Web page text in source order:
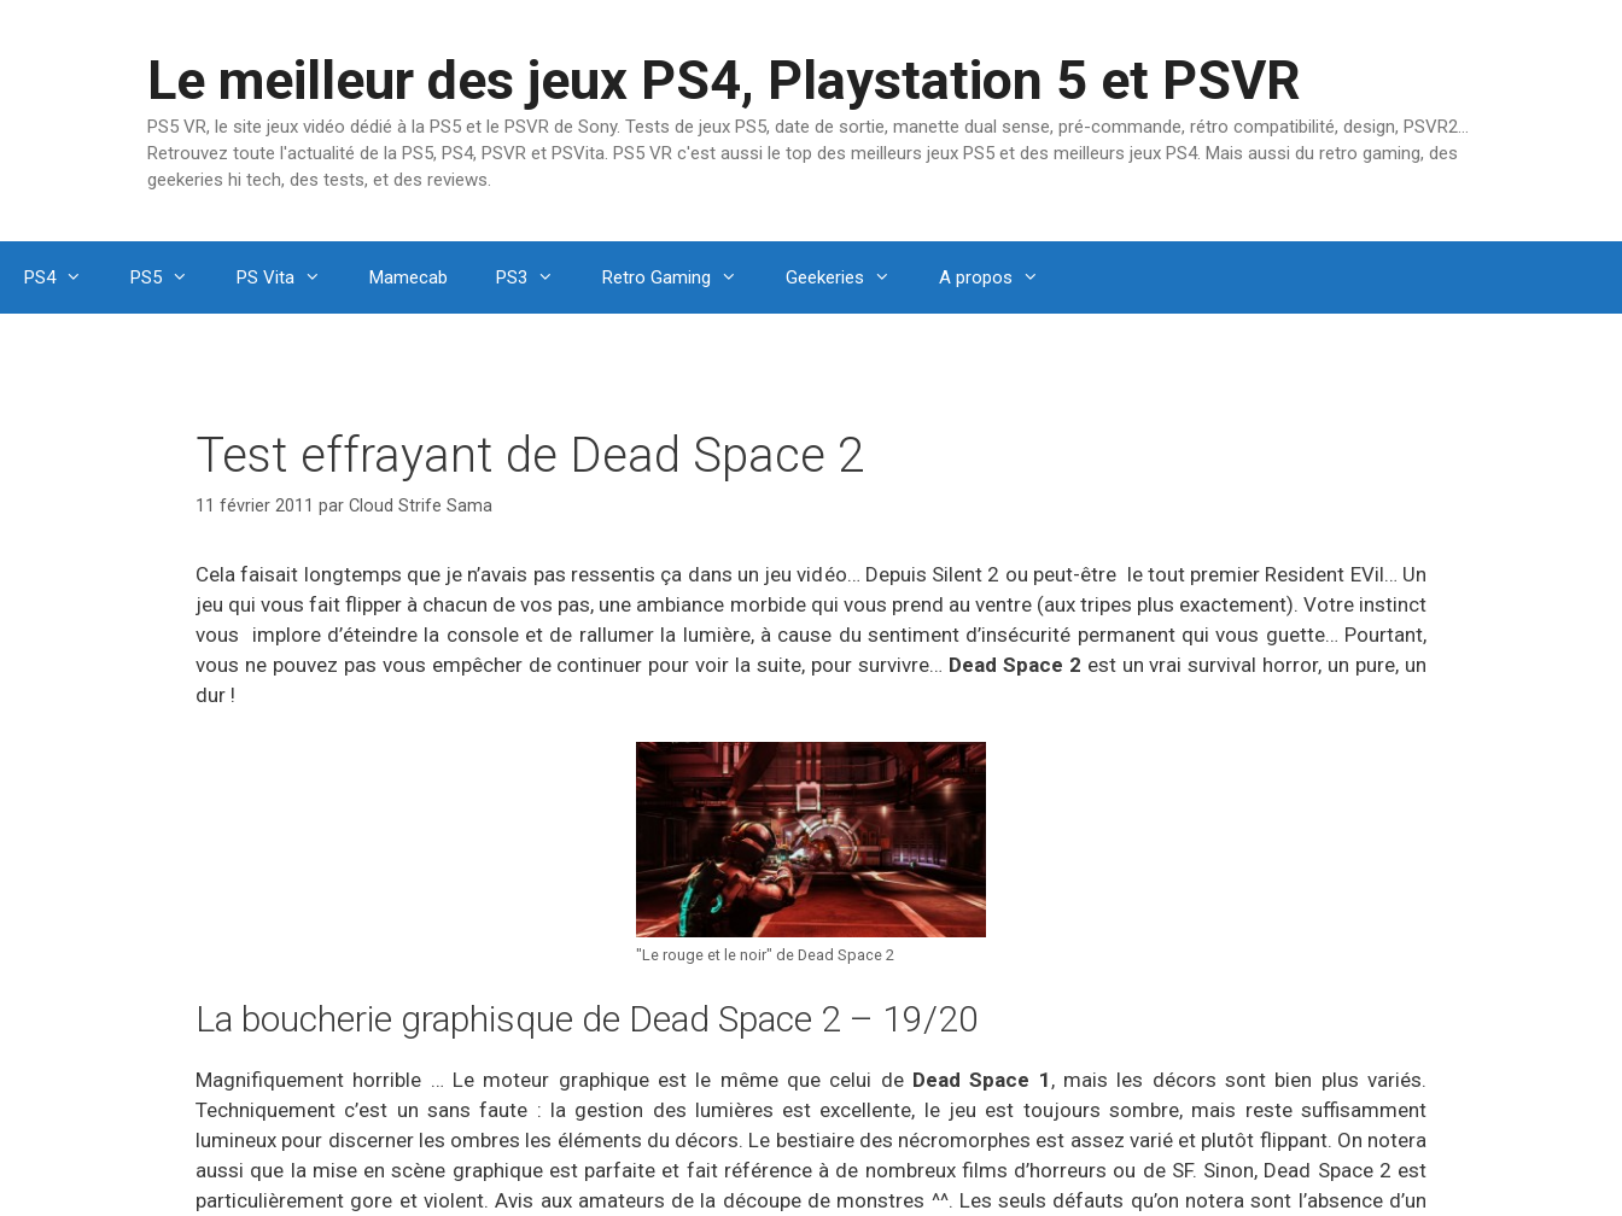
Le meilleur des jeux PS4, Playstation 5 et PSVR
PS5 VR, le site jeux vidéo dédié à la PS5 et le PSVR de Sony. Tests de jeux PS5, date de sortie, manette dual sense, pré-commande, rétro compatibilité, design, PSVR2…
Retrouvez toute l'actualité de la PS5, PS4, PSVR et PSVita. PS5 VR c'est aussi le top des meilleurs jeux PS5 et des meilleurs jeux PS4. Mais aussi du retro gaming, des
geekeries hi tech, des tests, et des reviews.
PS4 PS5 PS Vita Mamecab PS3 Retro Gaming Geekeries A propos
Test effrayant de Dead Space 2
11 février 2011 par Cloud Strife Sama
Cela faisait longtemps que je n’avais pas ressentis ça dans un jeu vidéo… Depuis Silent 2 ou peut-être le tout premier Resident EVil… Un
jeu qui vous fait flipper à chacun de vos pas, une ambiance morbide qui vous prend au ventre (aux tripes plus exactement). Votre instinct
vous implore d’éteindre la console et de rallumer la lumière, à cause du sentiment d’insécurité permanent qui vous guette… Pourtant,
vous ne pouvez pas vous empêcher de continuer pour voir la suite, pour survivre… Dead Space 2 est un vrai survival horror, un pure, un
dur !
"Le rouge et le noir" de Dead Space 2
La boucherie graphisque de Dead Space 2 – 19/20
Magnifiquement horrible … Le moteur graphique est le même que celui de Dead Space 1 , mais les décors sont bien plus variés.
Techniquement c’est un sans faute : la gestion des lumières est excellente, le jeu est toujours sombre, mais reste suffisamment
lumineux pour discerner les ombres les éléments du décors. Le bestiaire des nécromorphes est assez varié et plutôt flippant. On notera
aussi que la mise en scène graphique est parfaite et fait référence à de nombreux films d’horreurs ou de SF. Sinon, Dead Space 2 est
particulièrement gore et violent. Avis aux amateurs de la découpe de monstres ^^. Les seuls défauts qu’on notera sont l’absence d’un